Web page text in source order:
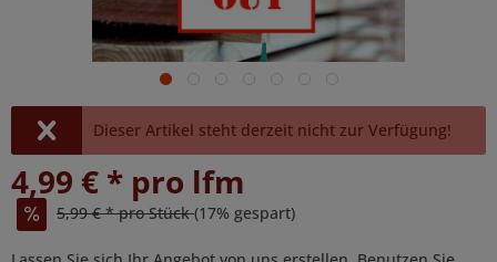
Dieser Artikel steht derzeit nicht zur Verfügung!
4,99 € * pro lfm
5,99 € * pro Stück(17% gespart)